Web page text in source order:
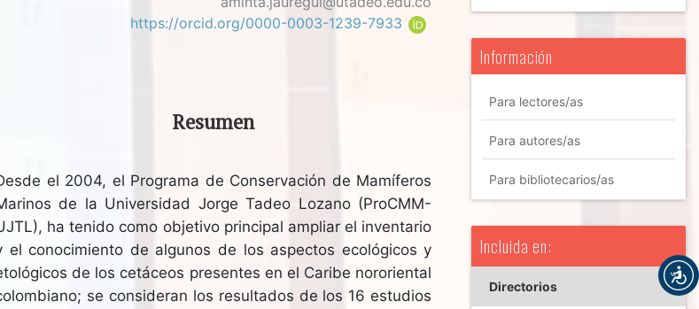
https://orcid.org/0000-0003-1239-7933
Resumen
el 2004, el Programa de Conservación de Mamíferos
de la Universidad Jorge Tadeo Lozano (ProCMM-
ha tenido como objetivo principal ampliar el inventario
el conocimiento de algunos de los aspectos ecológicos y
de los cetáceos presentes en el Caribe nororiental
se consideran los resultados de los 16 estudios
Información
Para lectores/as
Para autores/as
Para bibliotecarios/as
Incluida en:
Directorios